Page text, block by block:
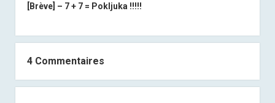
[Brève] – 7 + 7 = Pokljuka !!!!!
4 Commentaires